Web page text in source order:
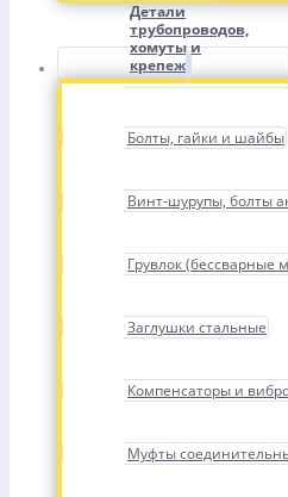
Детали
трубопроводов,
хомуты и
крепеж
Болты, гайки и шайбы
Винт-шурупы, болты
Грувлок (бессварные
Заглушки стальные
Компенсаторы и
Муфты